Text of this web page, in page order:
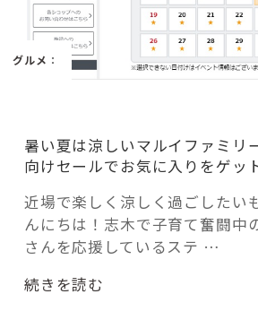
HAREL
fleXe
「ひと」
グルメ ：
暑い夏は涼しいマルイファミリ
向けセールでお気に入りをゲッ
近場で楽しく涼しく過ごしたい
んにちは！志木で子育て奮闘中
さんを応援しているステ …
“暑
続きを読む